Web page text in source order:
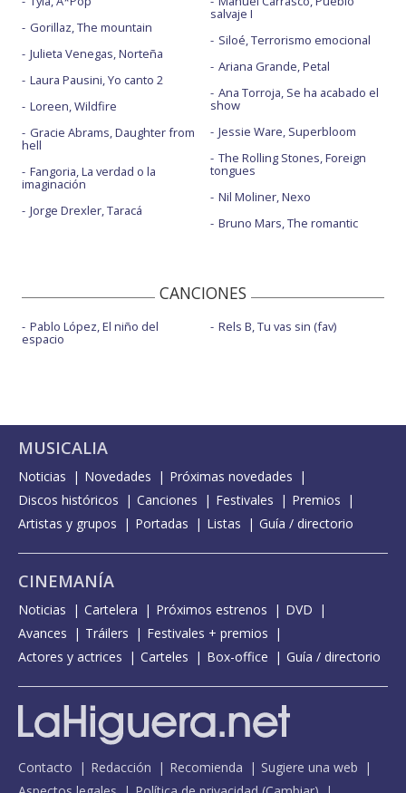
Gorillaz, The mountain
Julieta Venegas, Norteña
Laura Pausini, Yo canto 2
Loreen, Wildfire
Gracie Abrams, Daughter from
hell
Fangoria, La verdad o la
imaginación
Jorge Drexler, Taracá
salvaje I
Siloé, Terrorismo emocional
Ariana Grande, Petal
Ana Torroja, Se ha acabado el
show
Jessie Ware, Superbloom
The Rolling Stones, Foreign
tongues
Nil Moliner, Nexo
Bruno Mars, The romantic
CANCIONES
Pablo López, El niño del
espacio
Rels B, Tu vas sin (fav)
MUSICALIA
Noticias Novedades
Próximas novedades
Discos históricos
Canciones Festivales
Premios
Artistas y grupos
Portadas Listas Guía / directorio
CINEMANÍA
Noticias Cartelera Próximos estrenos
DVD
Avances
Tráilers
Festivales + premios
Actores y actrices
Carteles Box-office Guía / directorio
Contacto Redacción Recomienda
Sugiere una web